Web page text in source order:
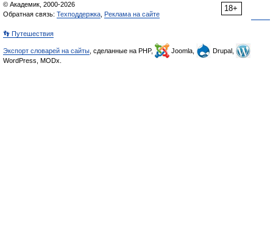
18+
© Академик, 2000-2026
Обратная связь: Техподдержка Реклама на сайте
👣 Путешествия
Экспорт словарей на сайты , сделанные на PHP, Joomla,
Drupal,
WordPress, MODx.